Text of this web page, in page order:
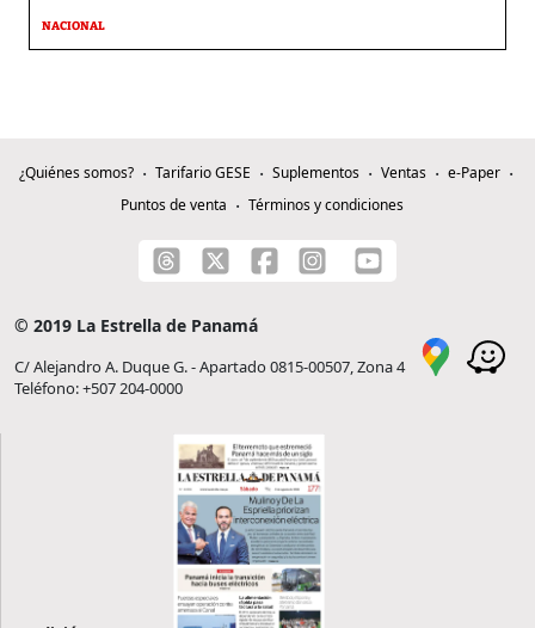
NACIONAL
¿Quiénes somos? Tarifario GESE Suplementos Ventas
e-Paper
Puntos de venta
Términos y condiciones
© 2019 La Estrella de Panamá
C/ Alejandro A. Duque G. - Apartado 0815-00507, Zona 4
Teléfono: +507 204-0000